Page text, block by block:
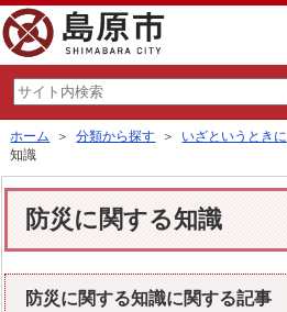
ホーム ＞分類から探す ＞ いざというときに
知識
防災に関する知識
防災に関する知識に関する記事